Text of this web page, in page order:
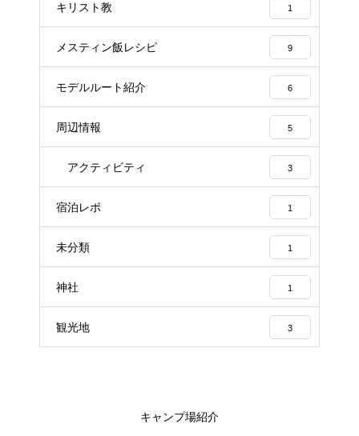
キリスト教 1
メスティン飯レシピ 9
モデルルート紹介 6
周辺情報 5
アクティビティ 3
宿泊レポ 1
未分類 1
神社 1
観光地 3
キャンプ場紹介